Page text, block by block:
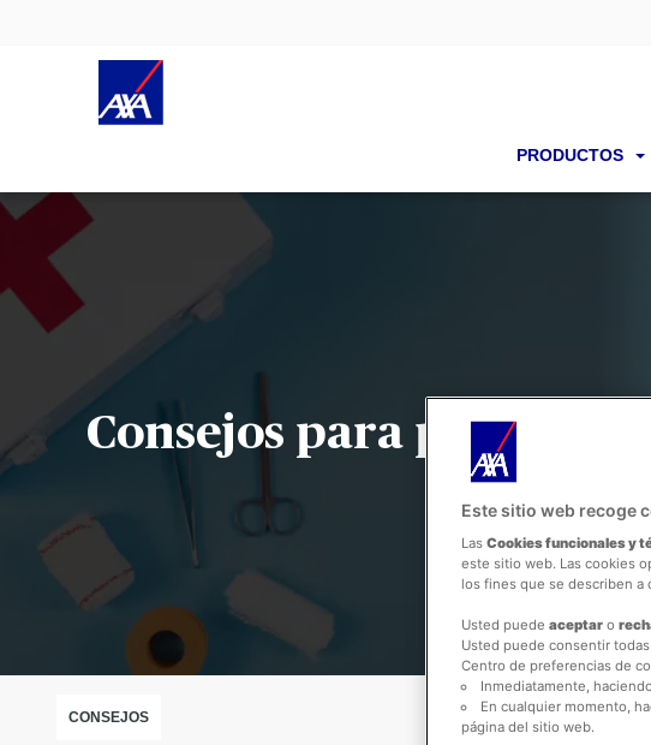
PRODUCTOS
Consejos para preparar
CONSEJOS
Este sitio web recoge
Las Cookies funcionales y
este sitio web. Las cookies
los fines que se describen a
Usted puede aceptar o
Usted puede consentir
Centro de preferencias de
Inmediatamente,
En cualquier momento,
página del sitio web.